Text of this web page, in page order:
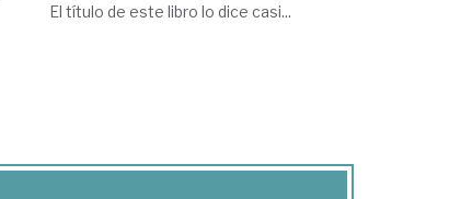
El título de este libro lo dice casi...